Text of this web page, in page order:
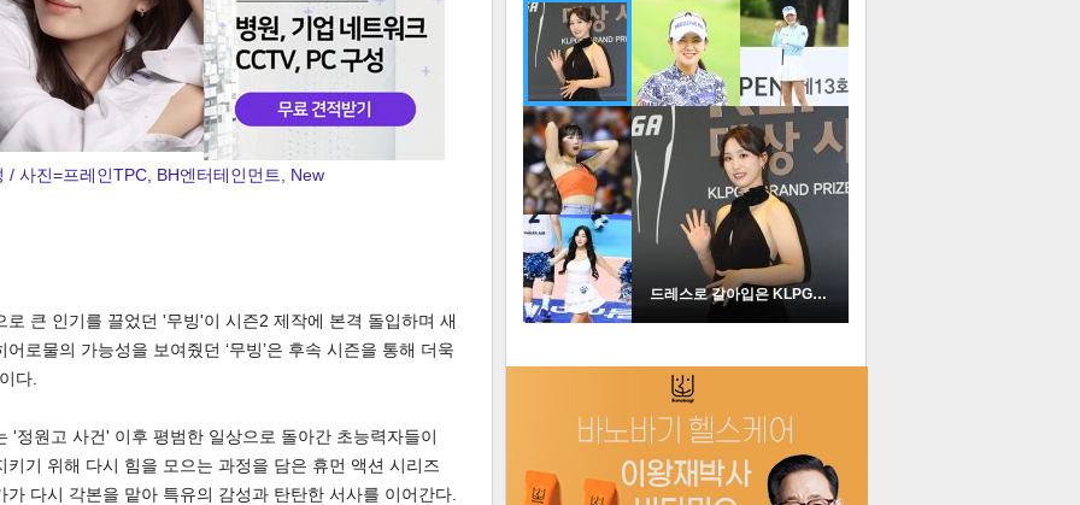
라이프 포토
FOCUS
텍스 텍스 url 복 인쇄 목록
/ 사진=프레인TPC, BH엔터테인먼트, New
큰 인기를 끌었던 '무빙'이 시즌2 제작에 본격 돌입하며 새
로물의 가능성을 보여줬던 ‘무빙’은 후속 시즌을 통해 더욱
다.
'정원고 사건' 이후 평범한 일상으로 돌아간 초능력자들이
기 위해 다시 힘을 모으는 과정을 담은 휴먼 액션 시리즈
다시 각본을 맡아 특유의 감성과 탄탄한 서사를 이어간다.
많이 본 뉴스
연예
스포츠 포토
2
더보기
드레스로 갈아입은 KLPGA …